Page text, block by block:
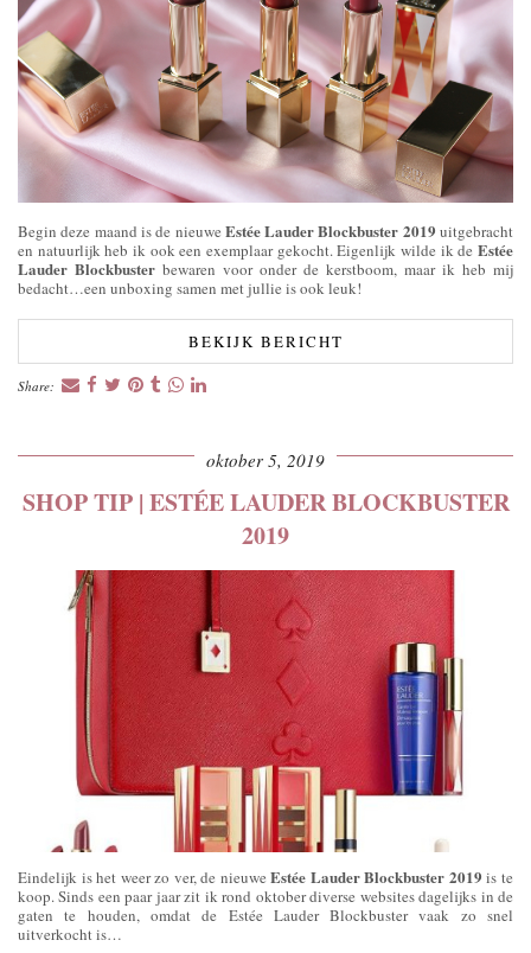
Begin deze maand is de nieuwe Estée Lauder Blockbuster 2019 uitgebracht
en natuurlijk heb ik ook een exemplaar gekocht. Eigenlijk wilde ik de Estée
Lauder Blockbuster bewaren voor onder de kerstboom, maar ik heb mij
bedacht…een unboxing samen met jullie is ook leuk!
BEKIJK BERICHT
Share:
oktober 5, 2019
SHOP TIP | ESTÉE LAUDER BLOCKBUSTER
2019
Eindelijk is het weer zo ver, de nieuweEstée Lauder Blockbuster 2019is te
koop. Sinds een paar jaar zit ik rond oktober diverse websites dagelijks in de
gaten te houden, omdat de Estée Lauder Blockbuster vaak zo snel
uitverkocht is…